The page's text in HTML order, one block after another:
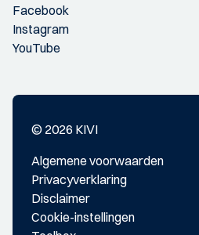
Facebook
Instagram
YouTube
© 2026 KIVI
Algemene voorwaarden
Privacyverklaring
Disclaimer
Cookie-instellingen